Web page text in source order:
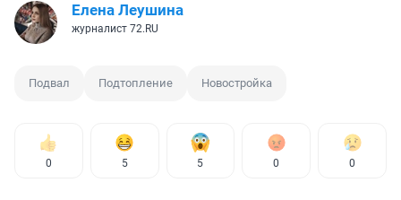
Елена Леушина
журналист 72.RU
Подвал Подтопление Новостройка
0 5 5 0 0